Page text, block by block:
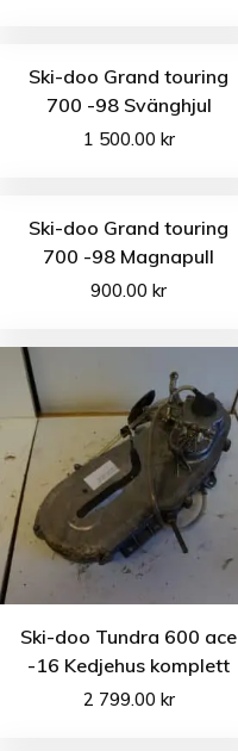
Ski-doo Grand touring
700 -98 Svänghjul
1 500.00 kr
Ski-doo Grand touring
700 -98 Magnapull
900.00kr
Ski-doo Tundra 600 ace
-16 Kedjehus komplett
2 799.00 kr